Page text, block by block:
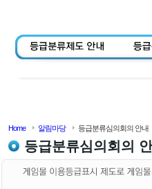
Home 알림마당 등급분류심의회의 안내
등급분류심의회의